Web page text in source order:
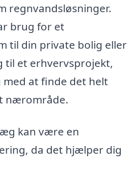
regnvandsløsninger.
brug for et
til din private bolig eller
til et erhvervsprojekt,
at finde det helt
nærområde.
kan være en
da det hjælper dig